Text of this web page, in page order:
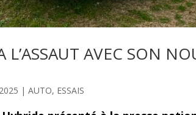
L’ASSAUT AVEC SON
|AUTO, ESSAIS